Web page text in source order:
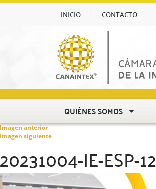
INICIO CONTACTO
QUIÉNES SOMOS
Imagen anterior
Imagen siguiente
20231004-IE-ESP-12